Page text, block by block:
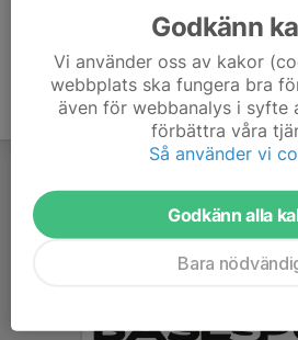
Godkänn
Vi använder oss av kakor
webbplats ska fungera bra
även för webbanalys i syfte
förbättra våra
Så använder vi
Godkänn alla
Bara